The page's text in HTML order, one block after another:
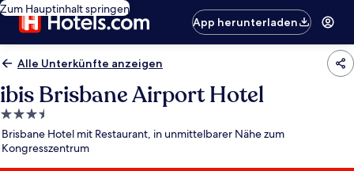
Zum Hauptinhalt springen
App herunterladen
Alle Unterkünfte anzeigen
ibis Brisbane Airport Hotel
3.5-
Sterne-
Unterkunft
Brisbane Hotel mit Restaurant, in unmittelbarer Nähe zum
Kongresszentrum